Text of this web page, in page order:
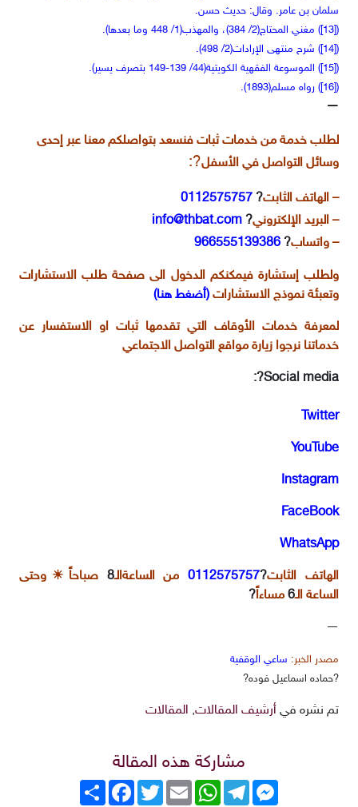
سلمان بن عامر. وقال: حديث حسن.
([13]) مغني المحتاج(2/ 384)، والمهذب(1/ 448 وما بعدها).
([14]) شرح منتهى الإرادات(2/ 498).
([15]) الموسوعة الفقهية الكويتية(44/ 139-149 بتصرف يسير).
([16]) رواه مسلم(1893).
—
لطلب خدمة من خدمات ثبات فنسعد بتواصلكم معنا عبر إحدى
وسائل التواصل في الأسفل?:
– الهاتف الثابت?
0112575757
– البريد الإلكتروني?
info@thbat.com
– واتساب?
966555139386
ولطلب إستشارة فيمكنكم الدخول الى صفحة طلب الاستشارات
وتعبئة نموذج الاستشارات (أضغط هنا)
لمعرفة خدمات الأوقاف التي تقدمها ثبات او الاستفسار عن
خدماتنا نرجوا زيارة مواقع التواصل الاجتماعي
Social media?:
Twitter
YouTube
Instagram
FaceBook
WhatsApp
الهاتف الثابت?
0112575757 من الساعةالـ8 صباحاً ☀ وحتى
الساعة الـ6 مساءاً?
—
مصدر الخبر: ساعي الوقفية
?حماده اسماعيل فوده?
تم نشره في أرشيف المقالات, المقالات
مشاركة هذه المقالة
انشر
FacebookTwitterEmail
WhatsAppTelegram
Messenger